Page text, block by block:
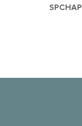
SPC